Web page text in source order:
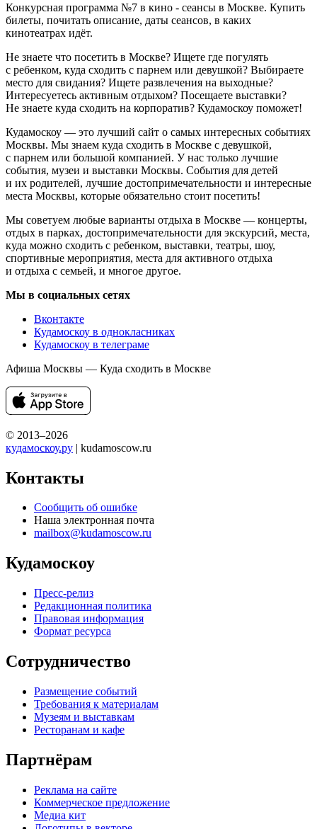
Конкурсная программа №7 в кино - сеансы в Москве. Купить
билеты, почитать описание, даты сеансов, в каких
кинотеатрах идёт.
Не знаете что посетить в Москве? Ищете где погулять
с ребенком, куда сходить с парнем или девушкой? Выбираете
место для свидания? Ищете развлечения на выходные?
Интересуетесь активным отдыхом? Посещаете выставки?
Не знаете куда сходить на корпоратив? Кудамоскоу поможет!
Кудамоскоу — это лучший сайт о самых интересных событиях
Москвы. Мы знаем куда сходить в Москве с девушкой,
с парнем или большой компанией. У нас только лучшие
события, музеи и выставки Москвы. События для детей
и их родителей, лучшие достопримечательности и интересные
места Москвы, которые обязательно стоит посетить!
Мы советуем любые варианты отдыха в Москве — концерты,
отдых в парках, достопримечательности для экскурсий, места,
куда можно сходить с ребенком, выставки, театры, шоу,
спортивные мероприятия, места для активного отдыха
и отдыха с семьей, и многое другое.
Мы в социальных сетях
Вконтакте
Кудамоскоу в однокласниках
Кудамоскоу в телеграме
Афиша Москвы — Куда сходить в Москве
© 2013–2026
кудамоскоу.ру | kudamoscow.ru
Контакты
Сообщить об ошибке
Наша электронная почта
mailbox@kudamoscow.ru
Кудамоскоу
Пресс-релиз
Редакционная политика
Правовая информация
Формат ресурса
Сотрудничество
Размещение событий
Требования к материалам
Музеям и выставкам
Ресторанам и кафе
Партнёрам
Реклама на сайте
Коммерческое предложение
Медиа кит